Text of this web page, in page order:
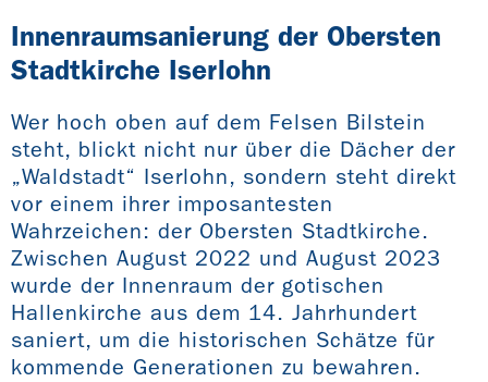
Innenraumsanierung der Obersten
Stadtkirche Iserlohn
Wer hoch oben auf dem Felsen Bilstein
steht, blickt nicht nur über die Dächer der
„Waldstadt“ Iserlohn, sondern steht direkt
vor einem ihrer imposantesten
Wahrzeichen: der Obersten Stadtkirche.
Zwischen August 2022 und August 2023
wurde der Innenraum der gotischen
Hallenkirche aus dem 14. Jahrhundert
saniert, um die historischen Schätze für
kommende Generationen zu bewahren.